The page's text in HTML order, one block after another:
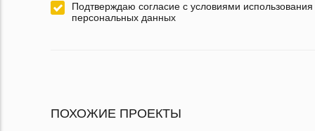
Подтверждаю согласие с условиями использования
персональных данных
ПОХОЖИЕ ПРОЕКТЫ